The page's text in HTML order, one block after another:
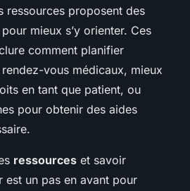
ressources proposent des
pour mieux s’y orienter. Ces
comment planifier
vous médicaux, mieux
en tant que patient, ou
pour obtenir des aides
ressources et savoir
est un pas en avant pour